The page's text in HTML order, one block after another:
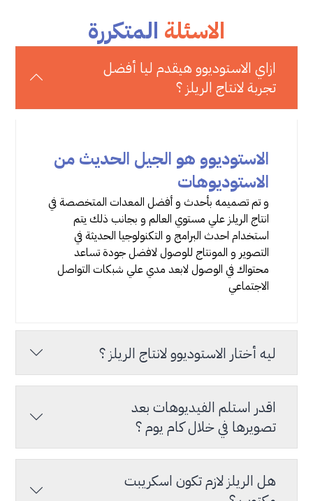
الاسئلة المتكررة
ازاي الاستوديوو هيقدم ليا أفضل
تجربة لانتاج الريلز ؟
الاستوديوو هو الجيل الحديث من
الاستوديوهات
و تم تصميمه بأحدث و أفضل المعدات المتخصصة في
انتاج الريلز علي مستوي العالم و بجانب ذلك يتم
استخدام احدث البرامج و التكنولوجيا الحديثة في
التصوير و المونتاج للوصول لافضل جودة تساعد
محتواك في الوصول لابعد مدي علي شبكات التواصل
الاجتماعي
ليه أختار الاستوديوو لانتاج الريلز ؟
اقدر استلم الفيديوهات بعد
تصويرها في خلال كام يوم ؟
هل الريلز لازم تكون اسكريبت